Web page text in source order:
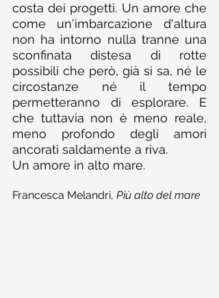
costa dei progetti. Un amore che
come un'imbarcazione d'altura
non ha intorno nulla tranne una
sconfinata distesa di rotte
possibili che però, già si sa, né le
circostanze né il tempo
permetteranno di esplorare. E
che tuttavia non è meno reale,
meno profondo degli amori
ancorati saldamente a riva.
Un amore in alto mare.
Francesca Melandri, Più alto del mare